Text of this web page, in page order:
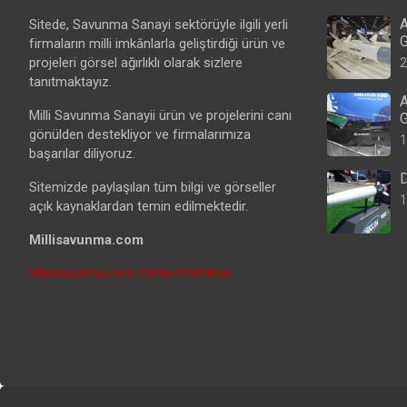
Sitede, Savunma Sanayi sektörüyle ilgili yerli
firmaların milli imkânlarla geliştirdiği ürün ve
projeleri görsel ağırlıklı olarak sizlere
tanıtmaktayız.
Milli Savunma Sanayii ürün ve projelerini canı
gönülden destekliyor ve firmalarımıza
başarılar diliyoruz.
Sitemizde paylaşılan tüm bilgi ve görseller
açık kaynaklardan temin edilmektedir.
Millisavunma.com
Millisavunma.com Gizlilik Politikası